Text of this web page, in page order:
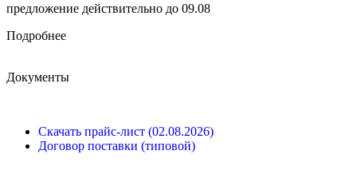
предложение действительно до 09.08
Подробнее
Документы
Скачать прайс-лист (02.08.2026)
Договор поставки (типовой)